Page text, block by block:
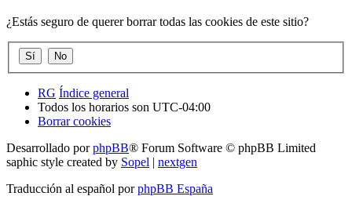
¿Estás seguro de querer borrar todas las cookies de este sitio?
RG Índice general
Todos los horarios son UTC-04:00
Borrar cookies
Desarrollado porphpBB® Forum Software © phpBB Limited
saphic style created by Sopel | nextgen
Traducción al español porphpBB España